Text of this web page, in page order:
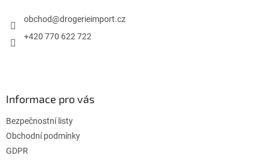
obchod@drogerieimport.cz
+420 770 622 722
Informace pro vás
Bezpečnostní listy
Obchodní podmínky
GDPR